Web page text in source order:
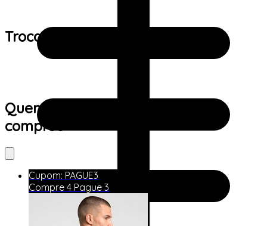
Trocas e devoluções:
Quem viu este produto também
comprou